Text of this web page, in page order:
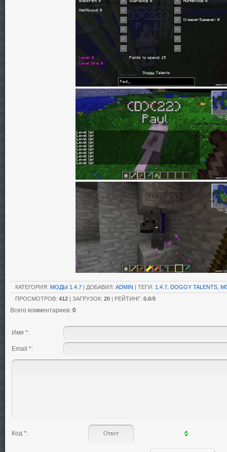
КАТЕГОРИЯ: МОДЫ 1.4.7 | ДОБАВИЛ: ADMIN | ТЕГИ: 1.4.7 DOGGY TALENTS
ПРОСМОТРОВ: 412 | ЗАГРУЗОК: 20 | РЕЙТИНГ: 0.0/0
Всего комментариев: 0
Имя *:
Email *:
Код *: